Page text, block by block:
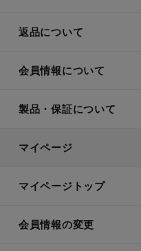
返品について
会員情報について
製品・保証について
マイページ
マイページトップ
会員情報の変更